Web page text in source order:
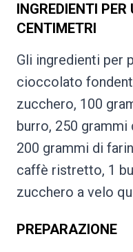
INGREDIENTI
CENTIMETRI
Gli ingredienti per
cioccolato
zucchero, 100
burro, 250
200 grammi di
caffè ristretto, 1
zucchero a velo
PREPARAZIONE